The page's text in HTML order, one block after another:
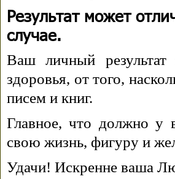
Результат может
случае.
Ваш личный результат
здоровья, от того,
писем и книг.
Главное, что должно у
свою жизнь, фигуру и
Удачи! Искренне ваша